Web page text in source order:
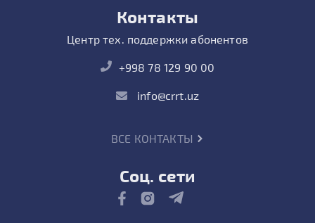
Контакты
Центр тех. поддержки абонентов
+998 78 129 90 00
info@crrt.uz
ВСЕ КОНТАКТЫ
Соц. сети